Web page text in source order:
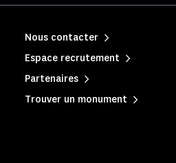
Nous contacter
Espace recrutement
Partenaires
Trouver un monument